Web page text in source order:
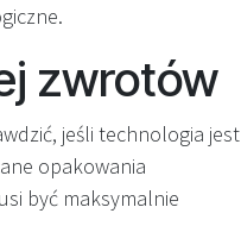
zwrotów
jeśli technologia jest
opakowania
być maksymalnie